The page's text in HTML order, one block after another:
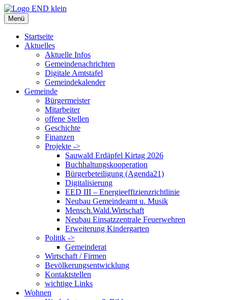
Zum
Inhalt
springen
Menü
Startseite
Aktuelles
Aktuelle Infos
Gemeindenachrichten
Digitale Amtstafel
Gemeindekalender
Gemeinde
Bürgermeister
Mitarbeiter
offene Stellen
Geschichte
Finanzen
Projekte ->
Sauwald Erdäpfel Kirtag 2026
Buchhaltungskooperation
Bürgerbeteiligung (Agenda21)
Digitalisierung
EED III – Energieeffizienzrichtlinie
Neubau Gemeindeamt u. Musik
Mensch.Wald.Wirtschaft
Neubau Einsatzzentrale Feuerwehren
Erweiterung Kindergarten
Politik ->
Gemeinderat
Wirtschaft / Firmen
Bevölkerungsentwicklung
Kontaktstellen
wichtige Links
Wohnen